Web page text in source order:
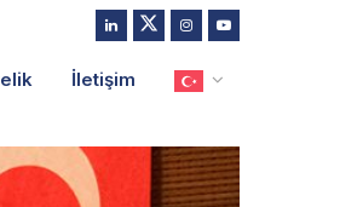
İletişim